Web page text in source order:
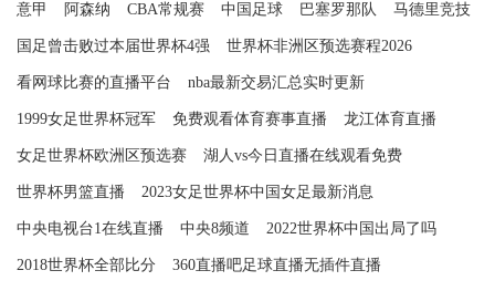
意甲 阿森纳 CBA常规赛 中国足球 巴塞罗那队 马德里竞技
国足曾击败过本届世界杯4强 世界杯非洲区预选赛程2026
看网球比赛的直播平台 nba最新交易汇总实时更新
1999女足世界杯冠军 免费观看体育赛事直播 龙江体育直播
女足世界杯欧洲区预选赛 湖人vs今日直播在线观看免费
世界杯男篮直播 2023女足世界杯中国女足最新消息
中央电视台1在线直播 中央8频道 2022世界杯中国出局了吗
2018世界杯全部比分 360直播吧足球直播无插件直播